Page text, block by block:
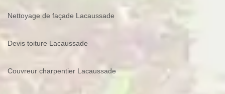
Nettoyage de façade Lacaussade
Devis toiture Lacaussade
Couvreur charpentier Lacaussade